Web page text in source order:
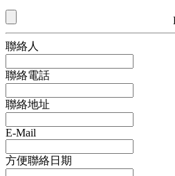
聯絡人
聯絡電話
聯絡地址
E-Mail
方便聯絡日期